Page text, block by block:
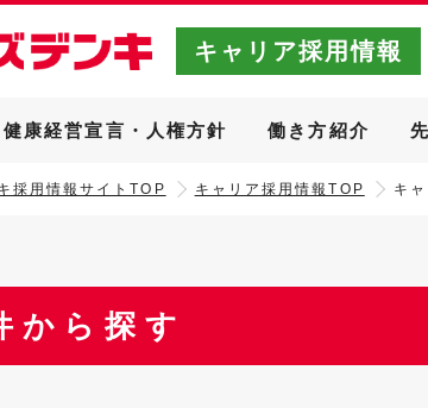
キャリア採用情報
健康経営宣言・人権方針 働き方紹介
採用情報サイトTOP キャリア採用情報TOP キ
から探す